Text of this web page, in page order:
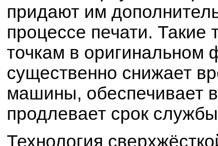
придают им
процессе печати. Такие
точкам в оригинальном
существенно снижает
машины, обеспечивает
продлевает срок
Технология